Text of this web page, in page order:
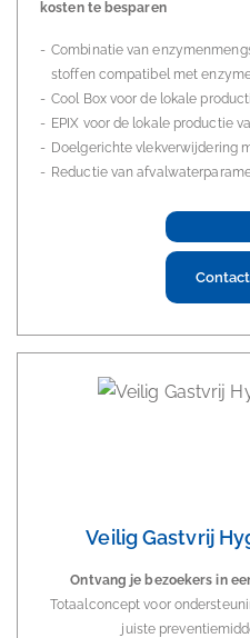
kosten te besparen
Combinatie van
stoffen compatibel met
Cool Box voor de lokale
EPIX voor de lokale productie
Doelgerichte vlekverwijdering
Reductie van
Veilig Gastvrij
Ontvang je bezoekers in
Totaalconcept voor
juiste